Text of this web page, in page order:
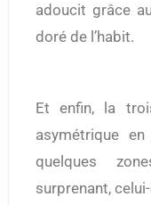
adoucit grâce
doré de l’habit.
Et enfin, la troisième pièce est un manteau
asymétrique
quelques
surprenant,